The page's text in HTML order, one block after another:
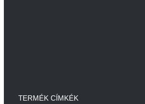
TERMÉK CÍMKÉK